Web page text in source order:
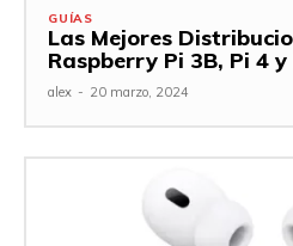
GUÍAS
Las Mejores
Raspberry Pi 3B, Pi 4 y
alex - 20 marzo, 2024